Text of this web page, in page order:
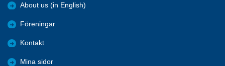
About us (in English)
Föreningar
Kontakt
Mina sidor